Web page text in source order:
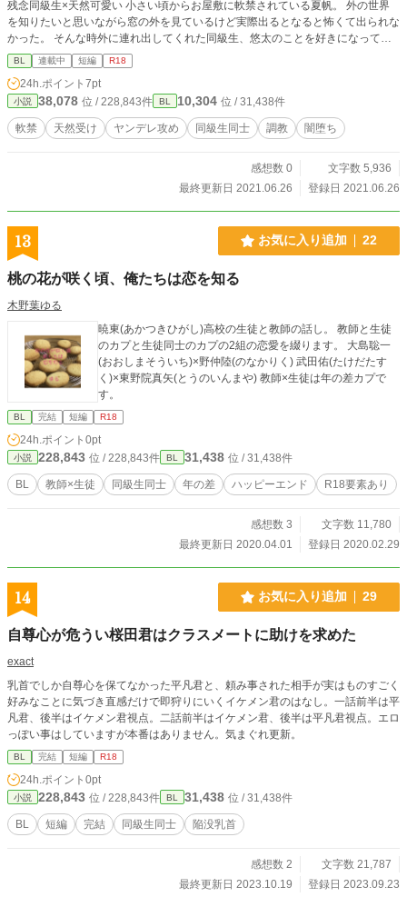
残念同級生×天然可愛い 小さい頃からお屋敷に軟禁されている夏帆。 外の世界
を知りたいと思いながら窓の外を見ているけど実際出るとなると怖くて出られな
かった。 そんな時外に連れ出してくれた同級生、悠太のことを好きになってし
まう。 その日から、少しずつ楽しかった日常が壊れ始めた。 一応Ｒ１８、多分
あんまり要素ない。 めちゃくちゃ短編にしたい予定です。
BL 連載中 短編 R18
24h.ポイント 7pt
小説 38,078 位 / 228,843件 BL 10,304 位 / 31,438件
軟禁 天然受け ヤンデレ攻め 同級生同士 調教 闇堕ち
感想数 0
文字数 5,936
最終更新日 2021.06.26
登録日 2021.06.26
13 お気に入り追加 22
桃の花が咲く頃、俺たちは恋を知る
木野葉ゆる
暁東(あかつきひがし)高校の生徒と教師の話し。 教師と生徒
のカプと生徒同士のカプの2組の恋愛を綴ります。 大島聡一
(おおしまそういち)×野仲陸(のなかりく) 武田佑(たけだたす
く)×東野院真矢(とうのいんまや) 教師×生徒は年の差カプで
す。
BL 完結 短編 R18
24h.ポイント 0pt
小説 228,843 位 / 228,843件 BL 31,438 位 / 31,438件
BL 教師×生徒 同級生同士 年の差 ハッピーエンド R18要素あり
感想数 3
文字数 11,780
最終更新日 2020.04.01
登録日 2020.02.29
14 お気に入り追加 29
自尊心が危うい桜田君はクラスメートに助けを求めた
exact
乳首でしか自尊心を保てなかった平凡君と、頼み事された相手が実はものすごく
好みなことに気づき直感だけで即狩りにいくイケメン君のはなし。一話前半は平
凡君、後半はイケメン君視点。二話前半はイケメン君、後半は平凡君視点。エロ
っぽい事はしていますが本番はありません。気まぐれ更新。
BL 完結 短編 R18
24h.ポイント 0pt
小説 228,843 位 / 228,843件 BL 31,438 位 / 31,438件
BL 短編 完結 同級生同士 陥没乳首
感想数 2
文字数 21,787
最終更新日 2023.10.19
登録日 2023.09.23